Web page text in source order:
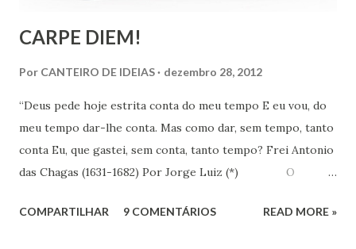
CARPE DIEM!
Por CANTEIRO DE IDEIAS dezembro 28, 2012
“Deus pede hoje estrita conta do meu tempo E eu vou, do
meu tempo dar-lhe conta. Mas como dar, sem tempo, tanto
conta Eu, que gastei, sem conta, tanto tempo? Frei Antonio
das Chagas (1631-1682) Por Jorge Luiz (*) O
no dia 18 último, resultado de pesquisa que revela que em
COMPARTILHAR 9 COMENTÁRIOS READ MORE »